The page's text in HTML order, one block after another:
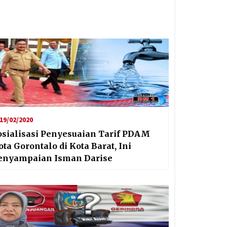
02/2020
Penyesuaian Tarif PDAM
Gorontalo di Kota Barat, Ini
Isman Darise